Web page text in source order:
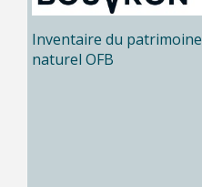
Inventaire du patrimoine
naturel OFB